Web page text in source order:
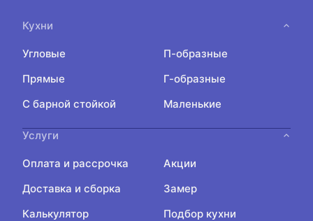
Кухни
Угловые
П-образные
Прямые
Г-образные
С барной стойкой
Маленькие
Услуги
Оплата и рассрочка
Акции
Доставка и сборка
Замер
Калькулятор
Подбор кухни